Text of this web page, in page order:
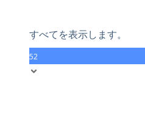
すべてを表示します。
52